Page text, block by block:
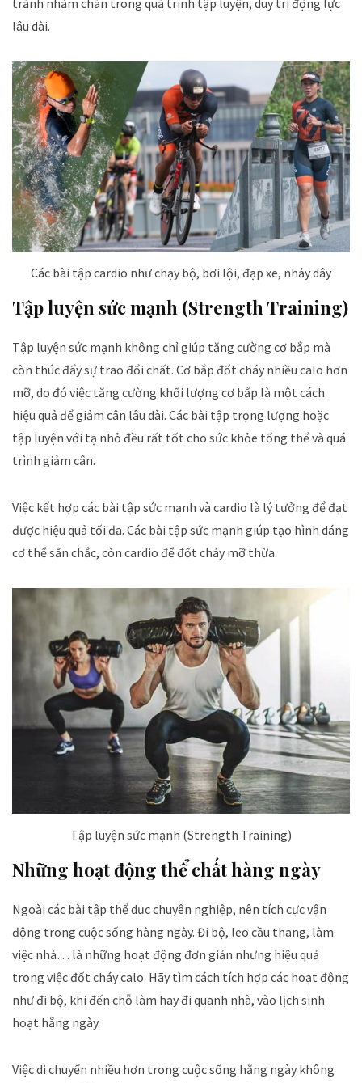
tránh nhàm chán trong quá trình tập luyện, duy trì động lực
lâu dài.
Các bài tập cardio như chạy bộ, bơi lội, đạp xe, nhảy dây
Tập luyện sức mạnh (Strength Training)
Tập luyện sức mạnh không chỉ giúp tăng cường cơ bắp mà
còn thúc đẩy sự trao đổi chất. Cơ bắp đốt cháy nhiều calo hơn
mỡ, do đó việc tăng cường khối lượng cơ bắp là một cách
hiệu quả để giảm cân lâu dài. Các bài tập trọng lượng hoặc
tập luyện với tạ nhỏ đều rất tốt cho sức khỏe tổng thể và quá
trình giảm cân.
Việc kết hợp các bài tập sức mạnh và cardio là lý tưởng để đạt
được hiệu quả tối đa. Các bài tập sức mạnh giúp tạo hình dáng
cơ thể săn chắc, còn cardio để đốt cháy mỡ thừa.
Tập luyện sức mạnh (Strength Training)
Những hoạt động thể chất hàng ngày
Ngoài các bài tập thể dục chuyên nghiệp, nên tích cực vận
động trong cuộc sống hàng ngày. Đi bộ, leo cầu thang, làm
việc nhà… là những hoạt động đơn giản nhưng hiệu quả
trong việc đốt cháy calo. Hãy tìm cách tích hợp các hoạt động
như đi bộ, khi đến chỗ làm hay đi quanh nhà, vào lịch sinh
hoạt hằng ngày.
Việc di chuyển nhiều hơn trong cuộc sống hằng ngày không